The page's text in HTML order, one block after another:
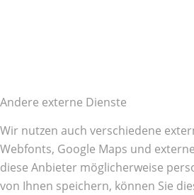
Andere externe Dienste
Wir nutzen auch verschiedene
Webfonts, Google Maps und
diese Anbieter möglicherweise
von Ihnen speichern, können Sie